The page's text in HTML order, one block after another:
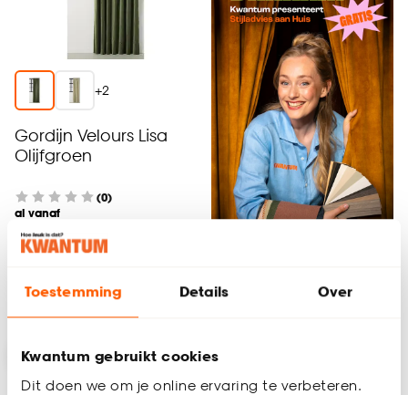
Toestemming Details Over
Kwantum gebruikt cookies
Dit doen we om je online ervaring te verbeteren.
+2
Gordijn Velours Lisa
Olijfgroen
(0)
al vanaf
38.
-
Bezorgen 3 weken
Plan afspraak
-15% op vouwgordijnen